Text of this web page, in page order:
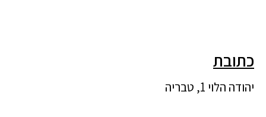
כתובת
יהודה הלוי 1, טבריה